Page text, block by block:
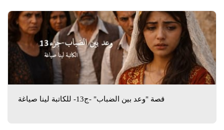
قصة "وعد بين الضباب" -ج13- للكاتبة لينا صياغة